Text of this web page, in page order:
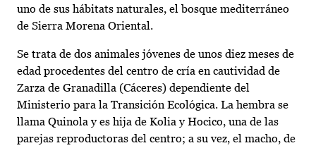
uno de sus hábitats naturales, el bosque mediterráneo
de Sierra Morena Oriental.
Se trata de dos animales jóvenes de unos diez meses de
edad procedentes del centro de cría en cautividad de
Zarza de Granadilla (Cáceres) dependiente del
Ministerio para la Transición Ecológica. La hembra se
llama Quinola y es hija de Kolia y Hocico, una de las
parejas reproductoras del centro; a su vez, el macho, de